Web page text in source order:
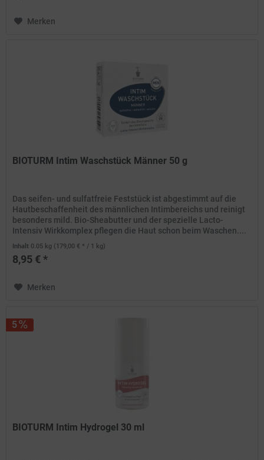
Merken
BIOTURM Intim Waschstück Männer 50 g
Das seifen- und sulfatfreie Feststück ist abgestimmt auf die
Hautbeschaffenheit des männlichen Intimbereichs und reinigt
besonders mild. Bio-Sheabutter und der spezielle Lacto-
Intensiv Wirkkomplex pflegen die Haut schon beim Waschen....
Inhalt 0.05 kg (179,00 € * / 1 kg)
8,95 € *
Merken
5
BIOTURM Intim Hydrogel 30 ml